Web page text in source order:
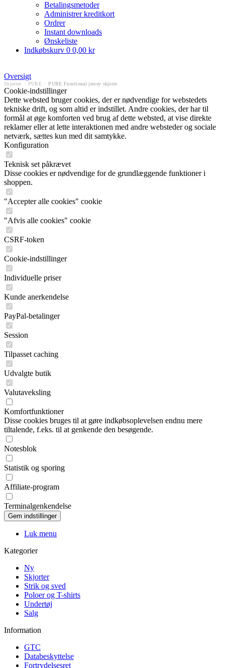
Betalingsmetoder
Administrer kreditkort
Ordrer
Instant downloads
Ønskeliste
Indkøbskurv 0 0,00 kr
Oversigt
Skjorter PURE PURE Functional jersey skjorte
Cookie-indstillinger
Dette websted bruger cookies, der er nødvendige for webstedets
tekniske drift, og som altid er indstillet. Andre cookies, der har til
formål at øge komforten ved brug af dette websted, at vise direkte
reklamer eller at lette interaktionen med andre websteder og sociale
netværk, sættes kun med dit samtykke.
Konfiguration
Teknisk set påkrævet
Disse cookies er nødvendige for de grundlæggende funktioner i
shoppen.
"Accepter alle cookies" cookie
"Afvis alle cookies" cookie
CSRF-token
Cookie-indstillinger
Individuelle priser
Kunde anerkendelse
PayPal-betalinger
Session
Tilpasset caching
Udvalgte butik
Valutaveksling
Komfortfunktioner
Disse cookies bruges til at gøre indkøbsoplevelsen endnu mere
tiltalende, f.eks. til at genkende den besøgende.
Notesblok
Statistik og sporing
Affiliate-program
Terminalgenkendelse
Luk menu
Kategorier
Ny
Skjorter
Strik og sved
Poloer og T-shirts
Undertøj
Salg
Information
GTC
Databeskyttelse
Fortrydelsesret